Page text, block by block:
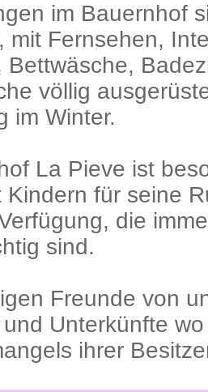
im Bauernhof
mit Fernsehen,
Bettwäsche,
völlig
im Winter.
La Pieve ist
Kindern für seine
die
sind.
Freunde von
Unterkünfte
ihrer